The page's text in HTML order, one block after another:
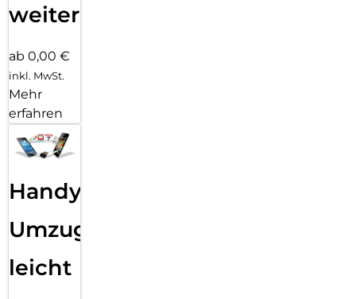
weiter
ab 0,00 €
inkl. MwSt.
Mehr
erfahren
Handy
Umzug
leicht